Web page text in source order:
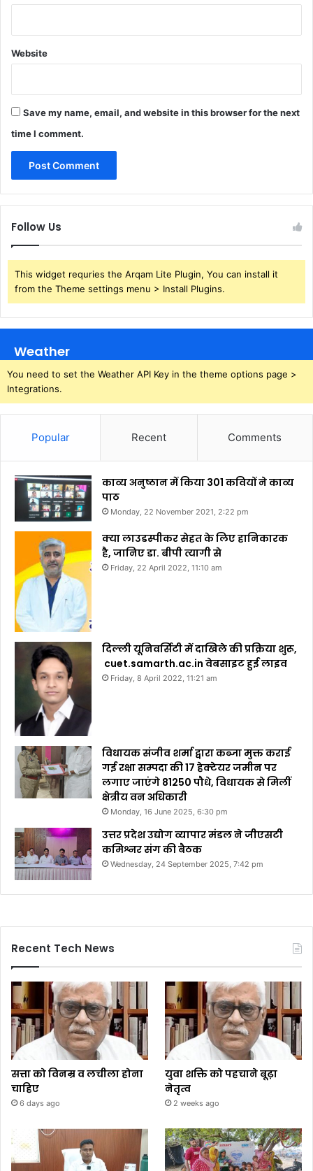
Website
Save my name, email, and website in this browser for the next
time I comment.
Follow Us
This widget requries the Arqam Lite Plugin, You can install it
from the Theme settings menu > Install Plugins.
Weather
You need to set the Weather API Key in the theme options page >
Integrations.
Popular Recent Comments
काव्य अनुष्ठान में किया 301 कवियों ने काव्य
पाठ
Monday, 22 November 2021, 2:22 pm
क्या लाउडस्पीकर सेहत के लिए हानिकारक
है, जानिए डा. बीपी त्यागी से
Friday, 22 April 2022, 11:10 am
दिल्ली यूनिवर्सिटी में दाखिले की प्रक्रिया शुरू,
cuet.samarth.ac.in वेबसाइट हुई लाइव
Friday, 8 April 2022, 11:21 am
विधायक संजीव शर्मा द्वारा कब्जा मुक्त कराई
गई रक्षा सम्पदा की 17 हेक्टेयर जमीन पर
लगाए जाएंगे 81250 पौधे, विधायक से मिलीं
क्षेत्रीय वन अधिकारी
Monday, 16 June 2025, 6:30 pm
उत्तर प्रदेश उद्योग व्यापार मंडल ने जीएसटी
कमिश्नर संग की बैठक
Wednesday, 24 September 2025, 7:42 pm
Recent Tech News
सत्ता को विनम्र व लचीला होना
चाहिए
6 days ago
युवा शक्ति को पहचाने बूढ़ा
नेतृत्व
2 weeks ago